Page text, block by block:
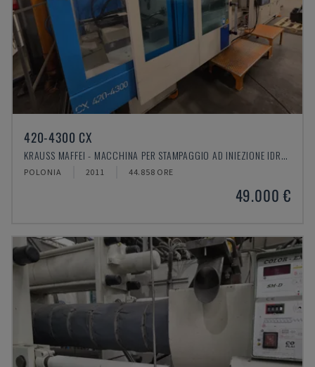
420-4300 CX
KRAUSS MAFFEI - MACCHINA PER STAMPAGGIO AD INIEZIONE IDRAULICA
POLONIA 2011 44.858 ORE
49.000 €